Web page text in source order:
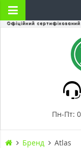
Пн-Пт:
Бренд Atlas